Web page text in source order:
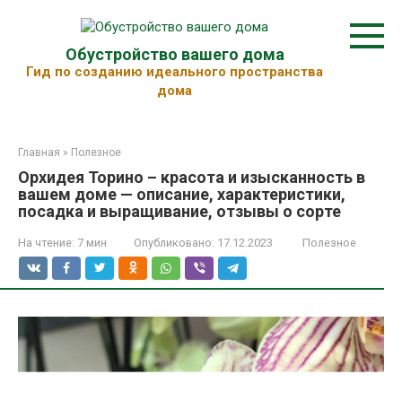
Обустройство вашего дома
Гид по созданию идеального пространства
дома
Главная » Полезное
Орхидея Торино – красота и изысканность в
вашем доме — описание, характеристики,
посадка и выращивание, отзывы о сорте
На чтение: 7 мин Опубликовано: 17.12.2023 Полезное